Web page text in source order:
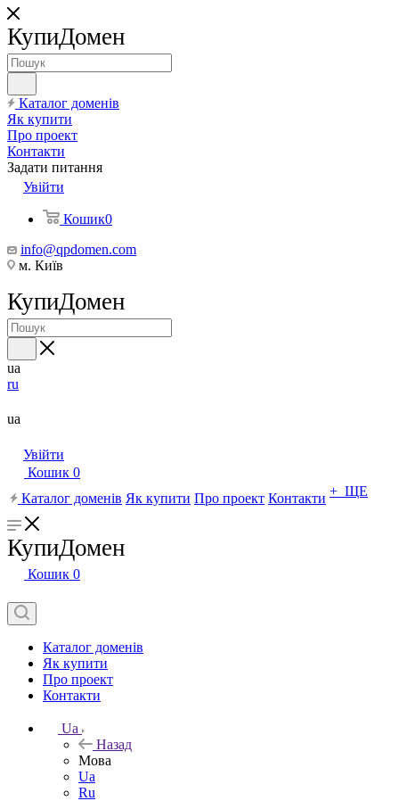
КупиДомен
Каталог доменів
Як купити
Про проект
Контакти
Задати питання
Увійти
Кошик0
info@qpdomen.com
м. Київ
КупиДомен
ua
ru
ua
Увійти
Кошик 0
Каталог доменів Як купити Про проект Контакти + ЩЕ
КупиДомен
Кошик 0
Каталог доменів
Як купити
Про проект
Контакти
Ua
Назад
Мова
Ua
Ru